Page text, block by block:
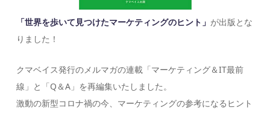
「世界を歩いて見つけたマーケティングのヒント」 が出版とな
りました！
クマベイス発行のメルマガの連載「マーケティング＆IT最前
線」と「Q＆A」を再編集いたしました。
激動の新型コロナ禍の今、マーケティングの参考になるヒント